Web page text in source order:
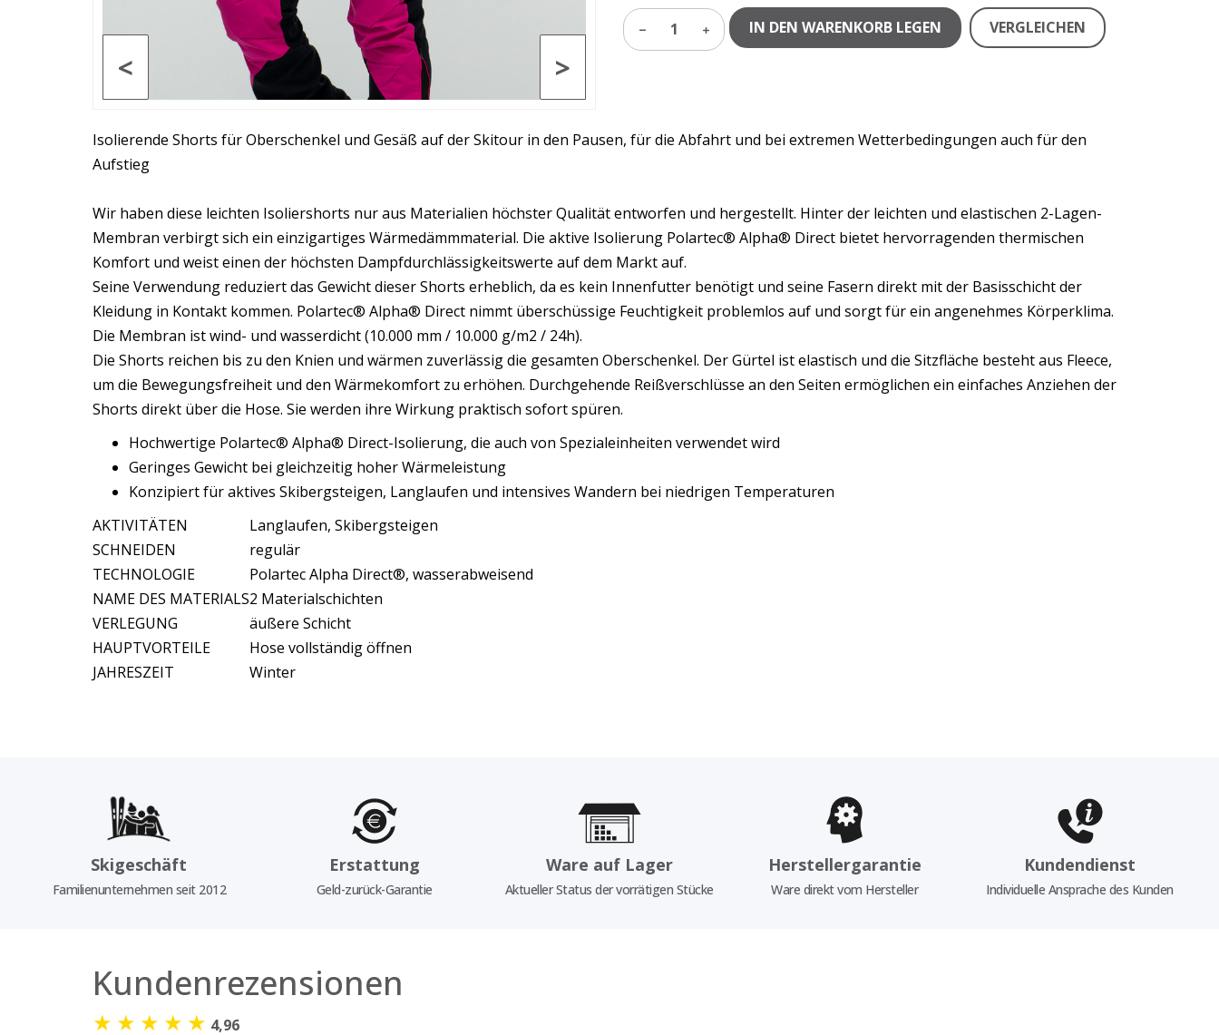
>
<
1 IN DEN WARENKORB LEGEN VERGLEICHEN
Isolierende Shorts für Oberschenkel und Gesäß auf der Skitour in den Pausen, für die Abfahrt und bei extremen Wetterbedingungen auch für den
Aufstieg
Wir haben diese leichten Isoliershorts nur aus Materialien höchster Qualität entworfen und hergestellt. Hinter der leichten und elastischen 2-Lagen-
Membran verbirgt sich ein einzigartiges Wärmedämmmaterial. Die aktive Isolierung Polartec® Alpha® Direct bietet hervorragenden thermischen
Komfort und weist einen der höchsten Dampfdurchlässigkeitswerte auf dem Markt auf.
Seine Verwendung reduziert das Gewicht dieser Shorts erheblich, da es kein Innenfutter benötigt und seine Fasern direkt mit der Basisschicht der
Kleidung in Kontakt kommen. Polartec® Alpha® Direct nimmt überschüssige Feuchtigkeit problemlos auf und sorgt für ein angenehmes Körperklima.
Die Membran ist wind- und wasserdicht (10.000 mm / 10.000 g/m2 / 24h).
Die Shorts reichen bis zu den Knien und wärmen zuverlässig die gesamten Oberschenkel. Der Gürtel ist elastisch und die Sitzfläche besteht aus Fleece,
um die Bewegungsfreiheit und den Wärmekomfort zu erhöhen. Durchgehende Reißverschlüsse an den Seiten ermöglichen ein einfaches Anziehen der
Shorts direkt über die Hose. Sie werden ihre Wirkung praktisch sofort spüren.
Hochwertige Polartec® Alpha® Direct-Isolierung, die auch von Spezialeinheiten verwendet wird
Geringes Gewicht bei gleichzeitig hoher Wärmeleistung
Konzipiert für aktives Skibergsteigen, Langlaufen und intensives Wandern bei niedrigen Temperaturen
AKTIVITÄTEN
Langlaufen, Skibergsteigen
SCHNEIDEN
regulär
TECHNOLOGIE
Polartec Alpha Direct®, wasserabweisend
NAME DES MATERIALS2 Materialschichten
VERLEGUNG
äußere Schicht
HAUPTVORTEILE
Hose vollständig öffnen
JAHRESZEIT
Winter
Skigeschäft
Familienunternehmen seit 2012
Erstattung
Geld-zurück-Garantie
Ware auf Lager
Aktueller Status der vorrätigen Stücke
Herstellergarantie
Ware direkt vom Hersteller
Kundendienst
Individuelle Ansprache des Kunden
Kundenrezensionen
★ ★ ★ ★ ★ 4,96